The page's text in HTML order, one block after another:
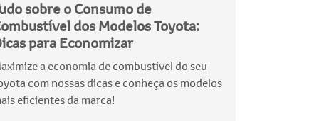
sobre o Consumo de
dos Modelos Toyota:
para Economizar
a economia de combustível do seu
com nossas dicas e conheça os modelos
eficientes da marca!